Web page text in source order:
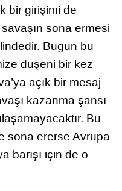
bir girişimi de
sona ermesi
Bugün bu
düşeni bir kez
açık bir mesaj
kazanma şansı
Bu
sona ererse Avrupa
barışı için de o